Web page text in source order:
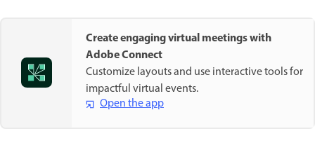
Create engaging virtual meetings with
Adobe Connect
Customize layouts and use interactive tools for
impactful virtual events.
Open the app